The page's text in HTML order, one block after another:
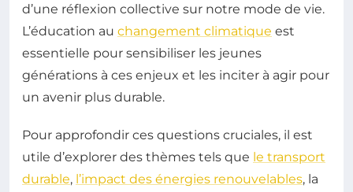
d’une réflexion collective sur notre mode de vie.
L’éducation au changement climatique est
essentielle pour sensibiliser les jeunes
générations à ces enjeux et les inciter à agir pour
un avenir plus durable.
Pour approfondir ces questions cruciales, il est
utile d’explorer des thèmes tels que le transport
durable, l’impact des énergies renouvelables, la